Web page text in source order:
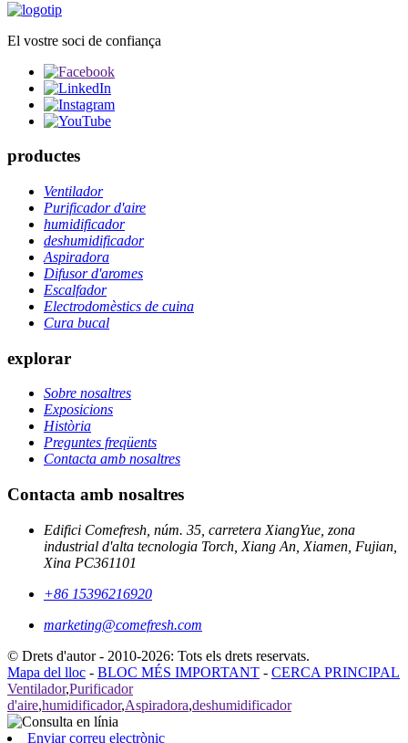
El vostre soci de confiança
productes
Ventilador
Purificador d'aire
humidificador
deshumidificador
Aspiradora
Difusor d'aromes
Escalfador
Electrodomèstics de cuina
Cura bucal
explorar
Sobre nosaltres
Exposicions
Història
Preguntes freqüents
Contacta amb nosaltres
Contacta amb nosaltres
Edifici Comefresh, núm. 35, carretera XiangYue, zona
industrial d'alta tecnologia Torch, Xiang An, Xiamen, Fujian,
Xina PC361101
+86 15396216920
marketing@comefresh.com
© Drets d'autor - 2010-2026: Tots els drets reservats.
Mapa del lloc - BLOC MÉS IMPORTANT - CERCA PRINCIPAL
Ventilador,Purificador
d'aire,humidificador,Aspiradora,deshumidificador
Enviar correu electrònic